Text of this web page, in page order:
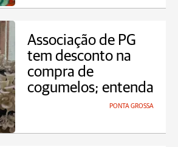
Associação de PG
tem desconto na
compra de
cogumelos; entenda
PONTA GROSSA